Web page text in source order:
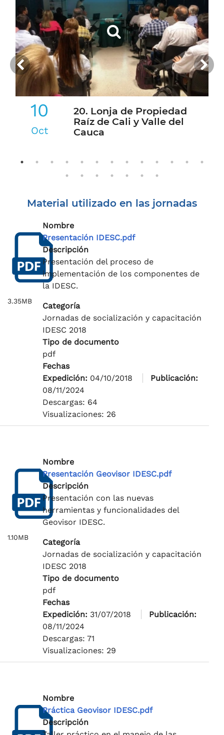
Anterior
20. Lonja de Propiedad
Raíz de Cali y Valle del
Cauca
10
Oct
Material utilizado en las jornadas
3.35MB
Nombre
Presentación IDESC.pdf
Descripción
Presentación del proceso de
implementación de los componentes de
la IDESC.
Categoría
Jornadas de socialización y capacitación
IDESC 2018
Tipo de documento
pdf
Fechas
Expedición: 04/10/2018
Publicación:
08/11/2024
Descargas: 64
Visualizaciones: 26
1.10MB
Nombre
Presentación Geovisor IDESC.pdf
Descripción
Presentación con las nuevas
herramientas y funcionalidades del
Geovisor IDESC.
Categoría
Jornadas de socialización y capacitación
IDESC 2018
Tipo de documento
pdf
Fechas
Expedición: 31/07/2018
Publicación:
08/11/2024
Descargas: 71
Visualizaciones: 29
Nombre
Práctica Geovisor IDESC.pdf
Descripción